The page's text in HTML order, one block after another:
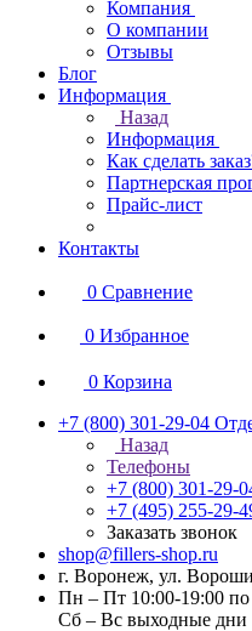
Компания
О компании
Отзывы
Блог
Информация
Назад
Информация
Как сделать
Партнерская
Прайс-лист
Контакты
0 Сравнение
0 Избранное
0 Корзина
+7 (800) 301-29-04
Назад
Телефоны
+7 (800) 301-29-
+7 (495) 255-29-
Заказать звонок
shop@fillers-shop.ru
г. Воронеж, ул.
Пн – Пт 10:00-19:00
Сб – Вс выходные дни